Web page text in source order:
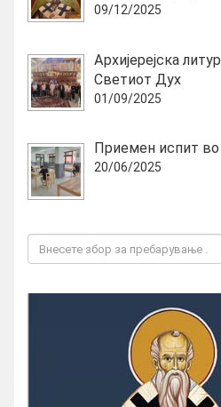
09/12/2025
Архијерејска
Светиот Дух
01/09/2025
Приемен испит
20/06/2025